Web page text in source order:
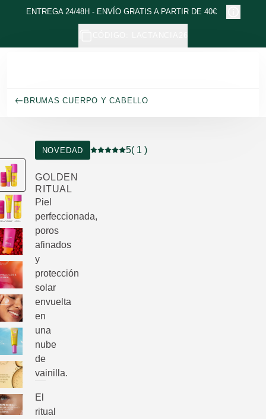
Ir al contenido principal
ENTREGA 24/48H - ENVÍO GRATIS A PARTIR DE 40€
BRUMAS CUERPO Y CABELLO
NOVEDAD
Puntuación: 5 / 5 estrellas 1 valoraciones
5( 1 )
GOLDEN
RITUAL
Piel
perfeccionada,
poros
afinados
y
protección
solar
envuelta
en
una
nube
de
vainilla.
El
ritual